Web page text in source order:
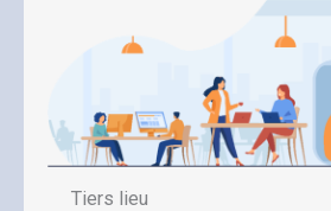
Tiers lieu